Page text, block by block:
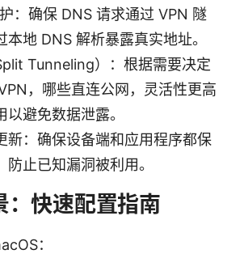
：确保 DNS 请求通过 VPN 隧
本地 DNS 解析暴露真实地址。
Tunneling）：根据需要决定
，哪些直连公网，灵活性更高
避免数据泄露。
新：确保设备端和应用程序都保
防止已知漏洞被利用。
：快速配置指南
：